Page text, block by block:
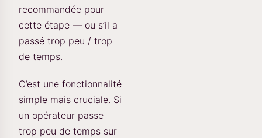
recommandée pour
cette étape — ou s’il a
passé trop peu / trop
de temps.
C’est une fonctionnalité
simple mais cruciale. Si
un opérateur passe
trop peu de temps sur